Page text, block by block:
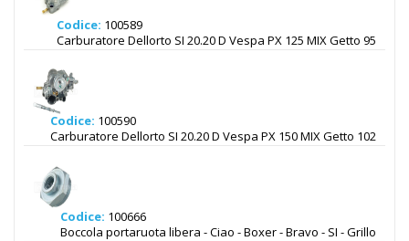
Codice: 100589
Carburatore Dellorto SI 20.20 D Vespa PX 125 MIX Getto 95
Codice: 100590
Carburatore Dellorto SI 20.20 D Vespa PX 150 MIX Getto 102
Codice: 100666
Boccola portaruota libera - Ciao - Boxer - Bravo - SI - Grillo